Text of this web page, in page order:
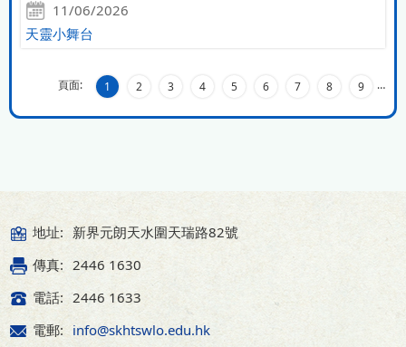
11/06/2026
天靈小舞台
頁面: 1 2 3 4 5 6 7 8 9 …
地址: 新界元朗天水圍天瑞路82號
傳真: 2446 1630
電話: 2446 1633
電郵: info@skhtswlo.edu.hk